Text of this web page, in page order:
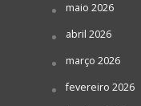
maio 2026
abril 2026
março 2026
fevereiro 2026